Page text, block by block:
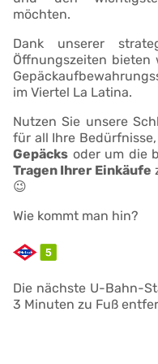
möchten.
Dank unserer
Öffnungszeiten bieten
im Viertel La Latina.
Nutzen Sie unsere
für all Ihre Bedürfnisse,
Gepäcks oder um die
Tragen Ihrer Einkäufe
😉
Wie kommt man hin?
Die nächste U-Bahn-
3 Minuten zu Fuß